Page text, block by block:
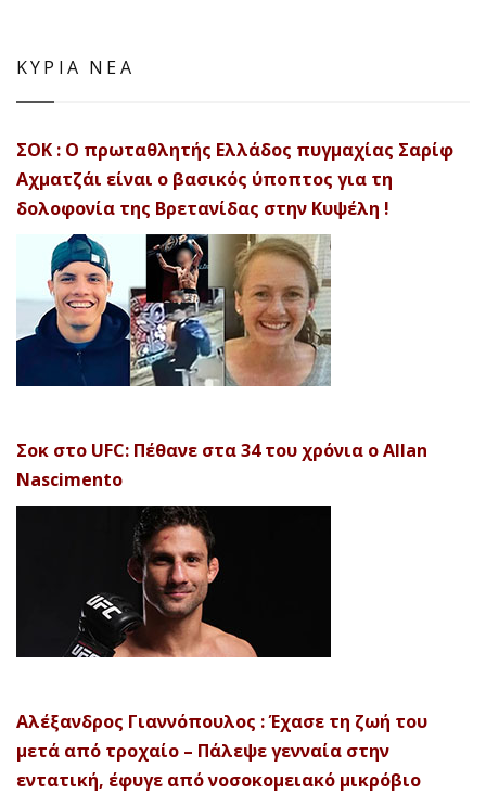
ΚΥΡΙΑ ΝΕΑ
ΣΟΚ : Ο πρωταθλητής Ελλάδος πυγμαχίας Σαρίφ
Αχματζάι είναι ο βασικός ύποπτος για τη
δολοφονία της Βρετανίδας στην Κυψέλη !
Σοκ στο UFC: Πέθανε στα 34 του χρόνια ο Allan
Nascimento
Αλέξανδρος Γιαννόπουλος : Έχασε τη ζωή του
μετά από τροχαίο – Πάλεψε γενναία στην
εντατική, έφυγε από νοσοκομειακό μικρόβιο